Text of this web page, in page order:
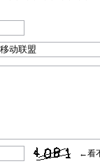
←看